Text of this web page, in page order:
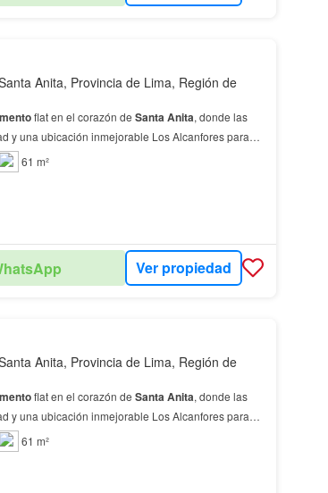
Anita, Provincia de Lima, Región de
flat en el corazón de SantaAnita, donde las
y una ubicación inmejorable Los Alcanfores para
en constante…
61 m²
Ver propiedad
Anita, Provincia de Lima, Región de
flat en el corazón de SantaAnita, donde las
y una ubicación inmejorable Los Alcanfores para
en constante…
61 m²